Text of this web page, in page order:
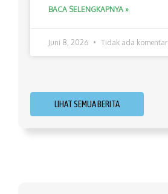
BACA SELENGKAPNYA »
Juni 8, 2026 Tidak ada komentar
LIHAT SEMUA BERITA